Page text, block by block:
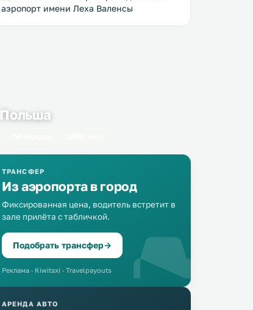
Польша
ТРАНСФЕР
Из аэропорта в город
Фиксированная цена, водитель встретит в
зале прилёта с табличкой.
Подобрать трансфер→
Реклама · Kiwitaxi · Travelpayouts
АРЕНДА АВТО